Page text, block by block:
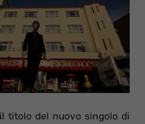
titolo del nuovo singolo di